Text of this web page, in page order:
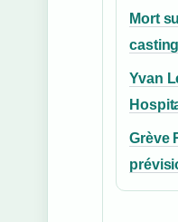
Mort
Yvan
Grève